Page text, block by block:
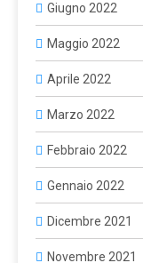
Giugno 2022
Maggio 2022
Aprile 2022
Marzo 2022
Febbraio 2022
Gennaio 2022
Dicembre 2021
Novembre 2021